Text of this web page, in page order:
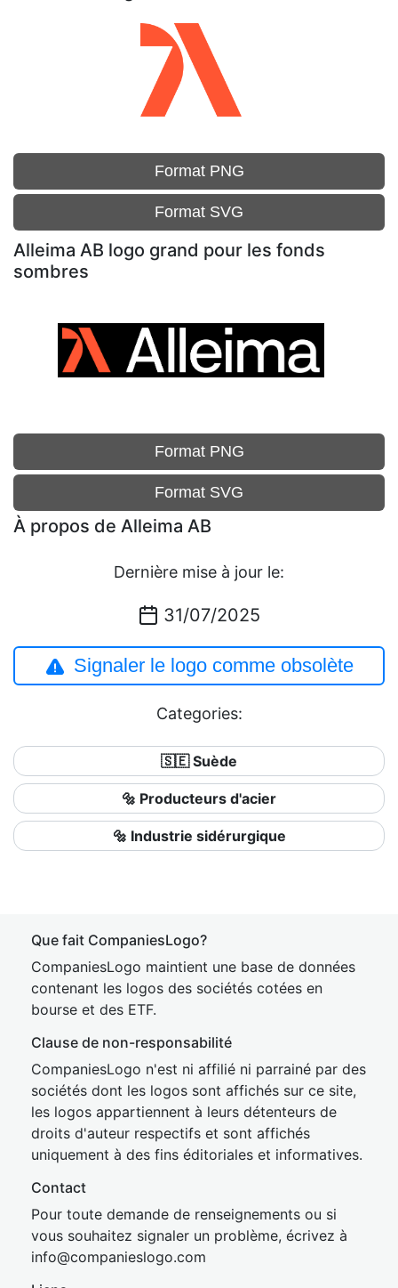
Format PNG
Format SVG
Alleima AB logo grand pour les fonds
sombres
Format PNG
Format SVG
À propos de Alleima AB
Dernière mise à jour le:
31/07/2025
Signaler le logo comme obsolète
Categories:
🇸🇪 Suède
🔩 Producteurs d'acier
🔩 Industrie sidérurgique
Que fait CompaniesLogo?
CompaniesLogo maintient une base de données
contenant les logos des sociétés cotées en
bourse et des ETF.
Clause de non-responsabilité
CompaniesLogo n'est ni affilié ni parrainé par des
sociétés dont les logos sont affichés sur ce site,
les logos appartiennent à leurs détenteurs de
droits d'auteur respectifs et sont affichés
uniquement à des fins éditoriales et informatives.
Contact
Pour toute demande de renseignements ou si
vous souhaitez signaler un problème, écrivez à
info@companieslogo.com